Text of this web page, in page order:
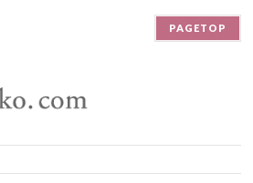
PAGETOP